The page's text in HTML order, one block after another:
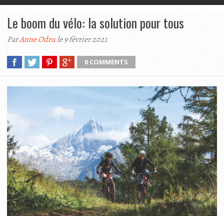
Le boom du vélo: la solution pour tous
ParAnne Odrule 9 février 2021
0 COMMENTS